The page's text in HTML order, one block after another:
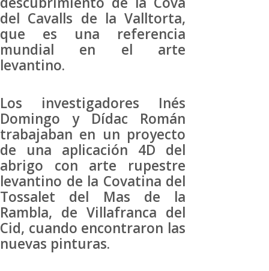
del Cavalls de la Valltorta,
que es una referencia
mundial en el arte
levantino.
Los investigadores Inés
Domingo y Dídac Román
trabajaban en un proyecto
de una aplicación 4D del
abrigo con arte rupestre
levantino de la Covatina del
Tossalet del Mas de la
Rambla, de Villafranca del
Cid, cuando encontraron las
nuevas pinturas.